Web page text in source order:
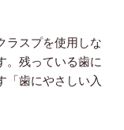
ラスプを使用しな
。残っている歯に
「歯にやさしい入